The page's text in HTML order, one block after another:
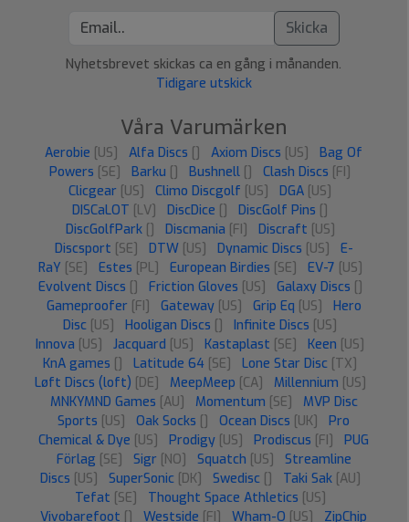
Skicka
Nyhetsbrevet skickas ca en gång i månanden.
Tidigare utskick
Våra Varumärken
Aerobie [US] Alfa Discs Axiom Discs [US]
Bag Of
Powers [SE] Barku Bushnell Clash Discs [FI]
Clicgear [US] Climo Discgolf [US] DGA [US]
DISCaLOT [LV] DiscDice DiscGolf Pins
DiscGolfPark
Discmania [FI] Discraft [US]
Discsport [SE] DTW [US] Dynamic Discs [US]
E-
RaY [SE] Estes [PL] European Birdies [SE] EV-7 [US]
Evolvent Discs
Friction Gloves [US] Galaxy Discs
Gameproofer [FI] Gateway [US] Grip Eq [US]
Hero
Disc [US] Hooligan Discs Infinite Discs [US]
Innova [US] Jacquard [US] Kastaplast [SE] Keen [US]
KnA games
Latitude 64 [SE] Lone Star Disc [TX]
Løft Discs (loft) [DE] MeepMeep [CA] Millennium [US]
MNKYMND Games [AU] Momentum [SE]
MVP Disc
Sports [US] Oak Socks Ocean Discs [UK]
Pro
Chemical & Dye [US] Prodigy [US] Prodiscus [FI]
PUG
Förlag [SE] Sigr [NO] Squatch [US]
Streamline
Discs [US] SuperSonic [DK] Swedisc Taki Sak [AU]
Tefat [SE] Thought Space Athletics [US]
Vivobarefoot
Westside [FI] Wham-O [US] ZipChip